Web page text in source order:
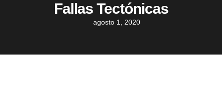
Fallas Tectónicas
agosto 1, 2020